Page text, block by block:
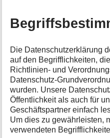
Die Datenschutzerklärung
auf den Begrifflichkeiten,
Richtlinien- und
Datenschutz-
wurden. Unsere
Öffentlichkeit als auch für
Geschäftspartner einfach
Um dies zu gewährleisten,
verwendeten